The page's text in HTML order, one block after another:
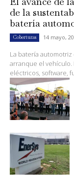
de la
batería
Coberturas 14 mayo,
La batería
arranque el vehículo.
eléctricos, software,